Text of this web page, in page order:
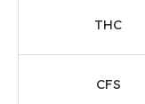
THC
CFS